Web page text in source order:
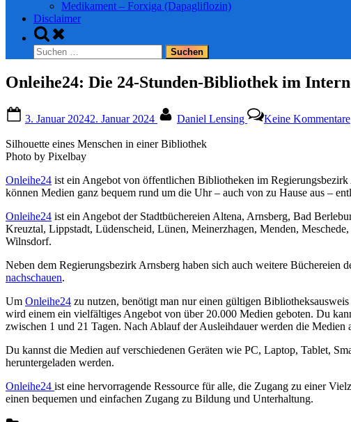
Medikament – Forxiga (Dapagliflozin)
Disclaimer
Toggle
search
form
Suchen
nach:
Onleihe24: Die 24-Stunden-Bibliothek im
on
3. Januar 20242. Januar 2024 Daniel Lensing Keine Kommentare
Silhouette eines Menschen in einer Bibliothek
Photo by Pixelbay
Onleihe24 ist ein Angebot von öffentlichen Bibliotheken im
können Medien ganz bequem rund um die Uhr – auch von zu Hause aus –
Onleihe24 ist ein Angebot der Stadtbüchereien Altena, Arnsberg, Bad
Kreuztal, Lippstadt, Lüdenscheid, Lünen, Meinerzhagen, Menden,
Wilnsdorf.
Neben dem Regierungsbezirk Arnsberg haben sich auch weitere
nachschauen.
Um Onleihe24 zu nutzen, benötigt man nur einen gültigen
wird einem ein vielfältiges Angebot von über 20.000 Medien geboten. Du
zwischen 1 und 21 Tagen. Nach Ablauf der Ausleihdauer werden die
Du kannst die Medien auf verschiedenen Geräten wie PC, Laptop, Tablet,
heruntergeladen werden.
Onleihe24 ist eine hervorragende Ressource für alle, die Zugang zu einer
einen bequemen und einfachen Zugang zu Bildung und Unterhaltung.